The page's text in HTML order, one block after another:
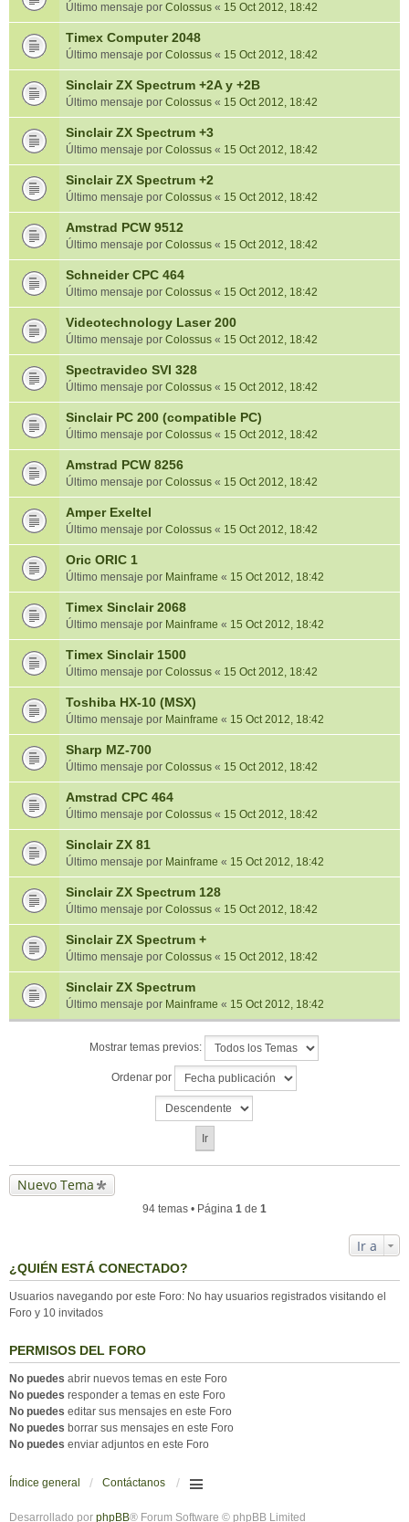
Último mensaje por Colossus « 15 Oct 2012, 18:42
Timex Computer 2048
Último mensaje por Colossus « 15 Oct 2012, 18:42
Sinclair ZX Spectrum +2A y +2B
Último mensaje por Colossus « 15 Oct 2012, 18:42
Sinclair ZX Spectrum +3
Último mensaje por Colossus « 15 Oct 2012, 18:42
Sinclair ZX Spectrum +2
Último mensaje por Colossus « 15 Oct 2012, 18:42
Amstrad PCW 9512
Último mensaje por Colossus « 15 Oct 2012, 18:42
Schneider CPC 464
Último mensaje por Colossus « 15 Oct 2012, 18:42
Videotechnology Laser 200
Último mensaje por Colossus « 15 Oct 2012, 18:42
Spectravideo SVI 328
Último mensaje por Colossus « 15 Oct 2012, 18:42
Sinclair PC 200 (compatible PC)
Último mensaje por Colossus « 15 Oct 2012, 18:42
Amstrad PCW 8256
Último mensaje por Colossus « 15 Oct 2012, 18:42
Amper Exeltel
Último mensaje por Colossus « 15 Oct 2012, 18:42
Oric ORIC 1
Último mensaje por Mainframe « 15 Oct 2012, 18:42
Timex Sinclair 2068
Último mensaje por Mainframe « 15 Oct 2012, 18:42
Timex Sinclair 1500
Último mensaje por Colossus « 15 Oct 2012, 18:42
Toshiba HX-10 (MSX)
Último mensaje por Mainframe « 15 Oct 2012, 18:42
Sharp MZ-700
Último mensaje por Colossus « 15 Oct 2012, 18:42
Amstrad CPC 464
Último mensaje por Colossus « 15 Oct 2012, 18:42
Sinclair ZX 81
Último mensaje por Mainframe « 15 Oct 2012, 18:42
Sinclair ZX Spectrum 128
Último mensaje por Colossus « 15 Oct 2012, 18:42
Sinclair ZX Spectrum +
Último mensaje por Colossus « 15 Oct 2012, 18:42
Sinclair ZX Spectrum
Último mensaje por Mainframe « 15 Oct 2012, 18:42
Mostrar temas previos:
Ordenar por
Nuevo Tema
94 temas • Página 1 de 1
Ir a
¿QUIÉN ESTÁ CONECTADO?
Usuarios navegando por este Foro: No hay usuarios registrados visitando el
Foro y 10 invitados
PERMISOS DEL FORO
No puedes abrir nuevos temas en este Foro
No puedes responder a temas en este Foro
No puedes editar sus mensajes en este Foro
No puedes borrar sus mensajes en este Foro
No puedes enviar adjuntos en este Foro
Índice general Contáctanos
Desarrollado por phpBB® Forum Software © phpBB Limited